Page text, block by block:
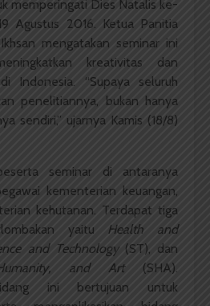
memperingati Dies Natalis ke-
Agustus 2016. Ketua Panitia
mengatakan seminar ini
kreativitas dan
Indonesia. “Supaya seluruh
penelitiannya, bukan hanya
sendiri,” ujarnya Kamis (18/8)
seminar di antaranya
kementerian keuangan,
kehutanan. Terdapat tiga
yaitu Health and
and Technology(ST), dan
and Art(SHA).
ini bertujuan untuk